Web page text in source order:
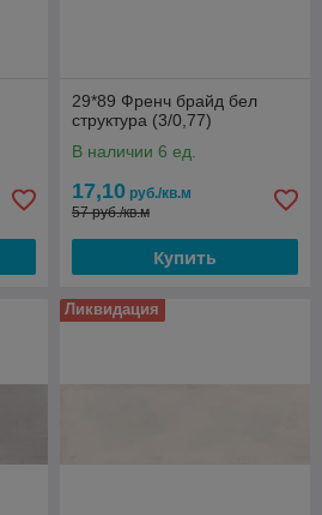
29*89 Френч брайд бел
структура (3/0,77)
В наличии 6 ед.
17,10 руб./кв.м
57 руб./кв.м
Купить
Ликвидация